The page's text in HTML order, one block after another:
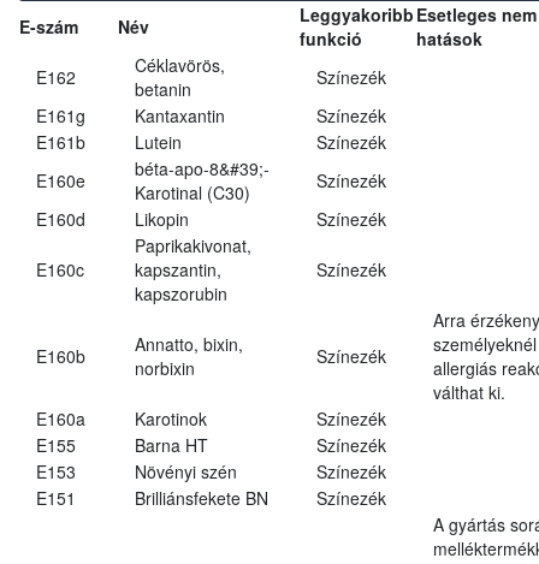
E-szám Név
Leggyakoribb
funkció
Esetleges
hatások
E162
Céklavörös,
betanin
Színezék
E161g
Kantaxantin
Színezék
E161b
Lutein
Színezék
E160e
béta-apo-8&#39;-
Karotinal (C30)
Színezék
E160d
Likopin Színezék
E160c
Paprikakivonat,
kapszantin,
kapszorubin
Színezék
E160b
Annatto, bixin,
norbixin
Színezék
Arra érzékeny
személyeknél
allergiás
válthat ki.
E160a
Karotinok
Színezék
E155
Barna HT
Színezék
E153
Növényi szén
Színezék
E151
Brilliánsfekete BN Színezék
A gyártás